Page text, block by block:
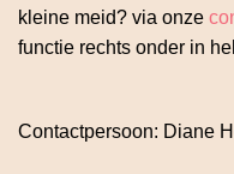
kleine meid? via onze
functie rechts onder in
Contactpersoon: Diane